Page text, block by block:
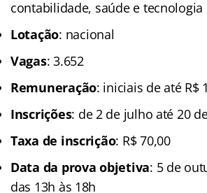
contabilidade, saúde e
Lotação: nacional
Vagas: 3.652
Remuneração: iniciais de até R$
Inscrições: de 2 de julho até 20
Taxa de inscrição: R$ 70,00
Data da prova objetiva: 5 de
das 13h às 18h